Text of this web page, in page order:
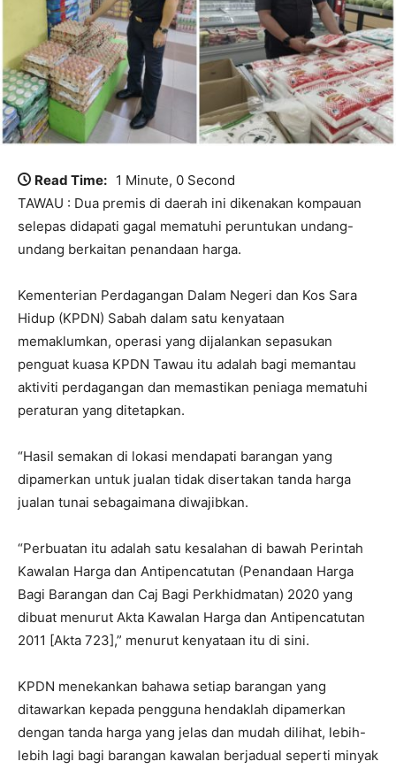
Read Time: 1 Minute, 0 Second
TAWAU : Dua premis di daerah ini dikenakan kompauan
selepas didapati gagal mematuhi peruntukan undang-
undang berkaitan penandaan harga.
Kementerian Perdagangan Dalam Negeri dan Kos Sara
Hidup (KPDN) Sabah dalam satu kenyataan
memaklumkan, operasi yang dijalankan sepasukan
penguat kuasa KPDN Tawau itu adalah bagi memantau
aktiviti perdagangan dan memastikan peniaga mematuhi
peraturan yang ditetapkan.
“Hasil semakan di lokasi mendapati barangan yang
dipamerkan untuk jualan tidak disertakan tanda harga
jualan tunai sebagaimana diwajibkan.
“Perbuatan itu adalah satu kesalahan di bawah Perintah
Kawalan Harga dan Antipencatutan (Penandaan Harga
Bagi Barangan dan Caj Bagi Perkhidmatan) 2020 yang
dibuat menurut Akta Kawalan Harga dan Antipencatutan
2011 [Akta 723],” menurut kenyataan itu di sini.
KPDN menekankan bahawa setiap barangan yang
ditawarkan kepada pengguna hendaklah dipamerkan
dengan tanda harga yang jelas dan mudah dilihat, lebih-
lebih lagi bagi barangan kawalan berjadual seperti minyak